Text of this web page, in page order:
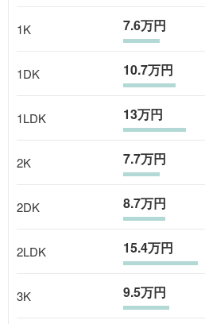
1K 7.6万円
1DK 10.7万円
1LDK 13万円
2K 7.7万円
2DK 8.7万円
2LDK 15.4万円
3K 9.5万円